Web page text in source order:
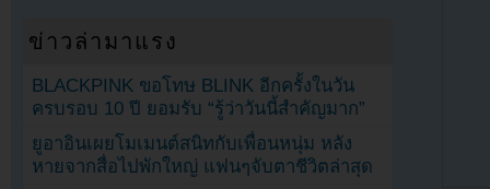
ข่าวล่ามาแรง
BLACKPINK ขอโทษ BLINK อีกครั้งในวัน
ครบรอบ 10 ปี ยอมรับ “รู้ว่าวันนี้สำคัญมาก”
ยูอาอินเผยโมเมนต์สนิทกับเพื่อนหนุ่ม หลัง
หายจากสื่อไปพักใหญ่ แฟนๆจับตาชีวิตล่าสุด